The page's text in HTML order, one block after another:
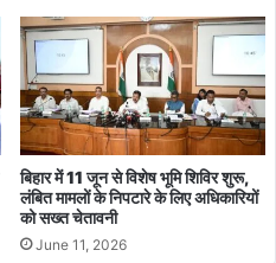
बिहार में 11 जून से विशेष भूमि शिविर शुरू,
लंबित मामलों के निपटारे के लिए अधिकारियों
को सख्त चेतावनी
June 11, 2026